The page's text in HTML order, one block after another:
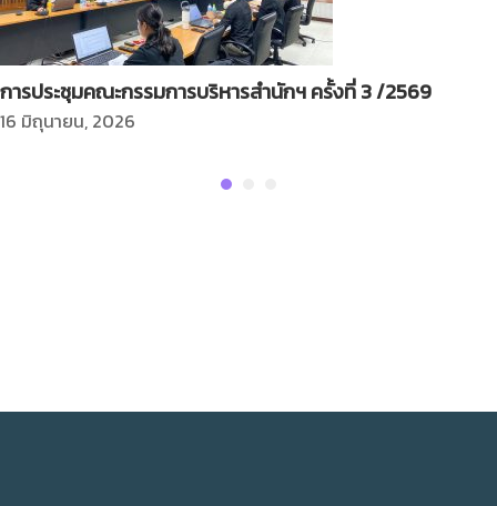
การประชุมคณะกรรมการบริหารสำนักฯ ครั้งที่ 3 /2569
16 มิถุนายน, 2026